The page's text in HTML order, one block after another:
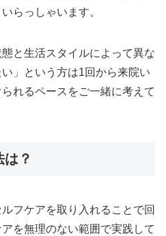
らっしゃいます。
と生活スタイルによって異な
」という方は1回から来院い
れるペースをご一緒に考えて
？
フケアを取り入れることで回
を無理のない範囲で実践して